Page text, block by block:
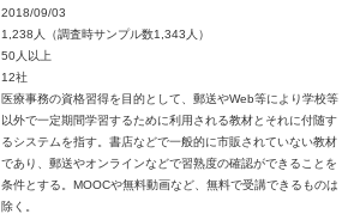
2018/09/03
1,238人（調査時サンプル数1,343人）
50人以上
12社
医療事務の資格習得を目的として、郵送やWeb等により学校等
以外で一定期間学習するために利用される教材とそれに付随す
るシステムを指す。書店などで一般的に市販されていない教材
であり、郵送やオンラインなどで習熟度の確認ができることを
条件とする。MOOCや無料動画など、無料で受講できるものは
除く。